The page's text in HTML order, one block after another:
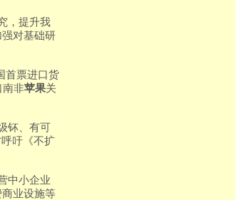
，提升我
对基础研
首票进口货
南非苹果关
钚、有可
吁《不扩
中小企业
业设施等